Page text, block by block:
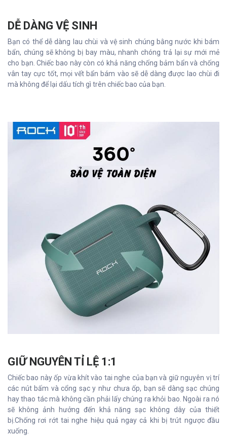
DỄ DÀNG VỆ SINH
Bạn có thể dễ dàng lau chùi và vệ sinh chúng bằng nước khi bám
bẩn, chúng sẽ không bị bay màu, nhanh chóng trả lại sự mới mẻ
cho bạn. Chiếc bao này còn có khả năng chống bảm bẩn và chống
vân tay cực tốt, mọi vết bẩn bám vào sẽ dễ dàng được lao chùi đi
mà không để lại dấu tích gì trên chiếc bao của bạn.
GIỮ NGUYÊN TỈ LỆ 1:1
Chiếc bao này ốp vừa khít vào tai nghe của bạn và giữ nguyên vị trí
các nút bấm và cổng sạc y như chưa ốp, bạn sẽ dàng sạc chúng
hay thao tác mà không cần phải lấy chúng ra khỏi bao. Ngoài ra nó
sẽ không ảnh hưởng đến khả năng sạc không dây của thiết
bị.Chống rơi rớt tai nghe hiệu quả ngay cả khi bị trút ngược đầu
xuống.